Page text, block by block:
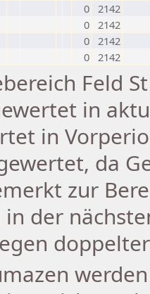
0 2142
0 2142
0 2142
0 2142
Feld
in
in
da
zur
in der